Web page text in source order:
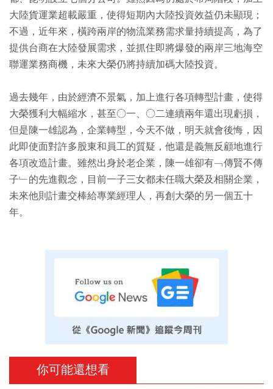
大陸貨運業超載嚴重，使得短期內大陸投資效益仍未顯現；
不過，近年來，橫跨兩岸的物流業務需求量持續提高，為了
提供台商在大陸發展需求，並抓住即將爆發的兩岸三地海空
聯運業務商機，未來大榮仍將持續加碼大陸投資。
過去幾年，由於經濟不景氣，加上進行各項轉型計畫，使得
大榮獲利大幅縮水，甚至○一、○二連續兩年還出現虧損，
但是陳一雄認為，企業轉型，今天不做，明天就會後悔，因
此即使面對許多股東和員工的質疑，他還是義無反顧地進行
各項改造計畫。雖然出身於老企業，陳一雄卻有﹁傳賢不傳
子﹂的先進觀念，目前一子三女都未任職大榮及相關企業，
未來他則計畫交棒給專業經理人，再創大榮的另一個五十
年。
你可能還想看